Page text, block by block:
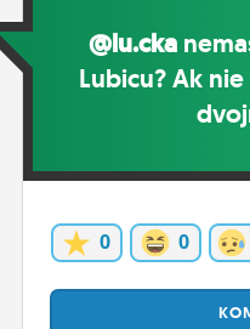
ČINŽIAK
FÓRUM
OBRÁZKY
ĽUDIA
@lu.cka
Lubicu? Ak
0 0